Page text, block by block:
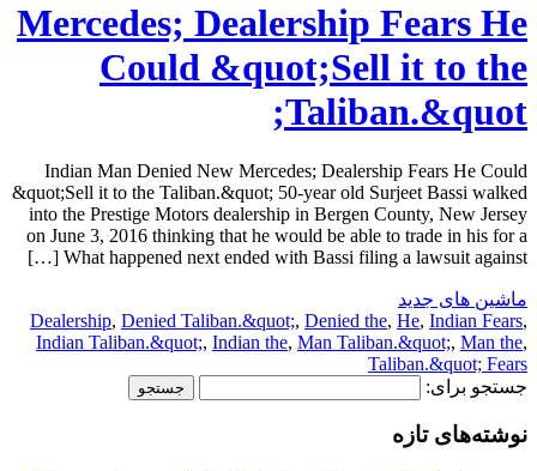
Mercedes; Dealership Fears He
Could &quot;Sell it to the
Taliban.&quot;
Indian Man Denied New Mercedes; Dealership Fears He Could
&quot;Sell it to the Taliban.&quot; 50-year old Surjeet Bassi walked
into the Prestige Motors dealership in Bergen County, New Jersey
on June 3, 2016 thinking that he would be able to trade in his for a
What happened next ended with Bassi filing a lawsuit against […]
ماشین های جدید
Dealership, Denied Taliban.&quot;, Denied the, He, Indian Fears,
Indian Taliban.&quot;, Indian the, Man Taliban.&quot;, Man the,
Taliban.&quot; Fears
جستجو برای:
نوشته‌های تازه